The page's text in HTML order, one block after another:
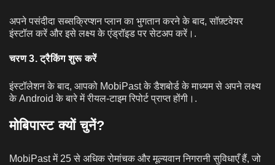
अपने पसंदीदा सब्सक्रिप्शन प्लान का भुगतान करने के बाद, सॉफ़्टवेयर
इंस्टॉल करें और इसे लक्ष्य के एंड्रॉइड पर सेटअप करें।.
चरण 3. ट्रैकिंग शुरू करें
इंस्टॉलेशन के बाद, आपको MobiPast के डैशबोर्ड के माध्यम से अपने लक्ष्य
के Android के बारे में रीयल-टाइम रिपोर्ट प्राप्त होंगी।.
मोबिपास्ट क्यों चुनें?
MobiPast में 25 से अधिक रोमांचक और मूल्यवान निगरानी सुविधाएँ हैं, जो